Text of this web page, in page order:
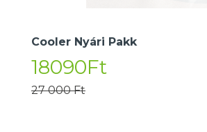
Cooler Nyári Pakk
18090Ft
27 000 Ft